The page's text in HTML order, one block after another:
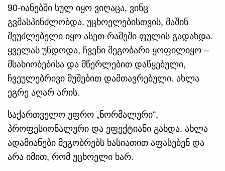
90-იანებში სულ იყო ვიღაცა, ვინც
გვმასპინძლობდა. უცხოელებისთვის, მაშინ
შეუძლებელი იყო ასეთ რამეში ფულის გადახდა.
ყველას უნდოდა, ჩვენი მეგობარი ყოფილიყო –
მსახიობებისა და მწერლებით დაწყებული,
ჩვეულებრივი მუშებით დამთავრებული. ახლა
ეგრე აღარ არის.
საქართველო უფრო „ნორმალური“,
პროფესიონალური და ეფექტიანი გახდა. ახლა
ადამიანები მეგობრებს ხასიათით აფასებენ და
არა იმით, რომ უცხოელი ხარ.